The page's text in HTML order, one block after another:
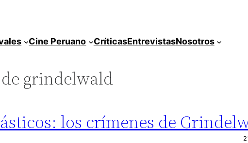
Cine Peruano CríticasEntrevistasNosotros
grindelwald
los crímenes de